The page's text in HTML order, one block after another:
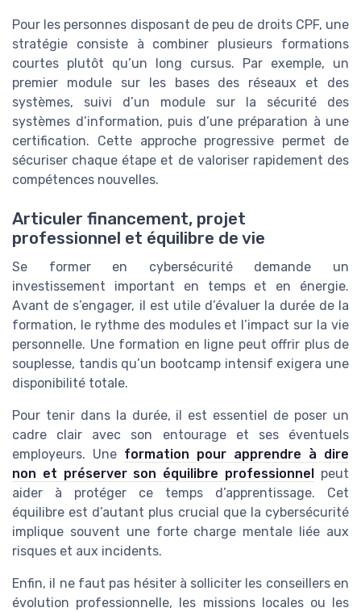
Pour les personnes disposant de peu de droits CPF, une
stratégie consiste à combiner plusieurs formations
courtes plutôt qu’un long cursus. Par exemple, un
premier module sur les bases des réseaux et des
systèmes, suivi d’un module sur la sécurité des
systèmes d’information, puis d’une préparation à une
certification. Cette approche progressive permet de
sécuriser chaque étape et de valoriser rapidement des
compétences nouvelles.
Articuler financement, projet
professionnel et équilibre de vie
Se former en cybersécurité demande un
investissement important en temps et en énergie.
Avant de s’engager, il est utile d’évaluer la durée de la
formation, le rythme des modules et l’impact sur la vie
personnelle. Une formation en ligne peut offrir plus de
souplesse, tandis qu’un bootcamp intensif exigera une
disponibilité totale.
Pour tenir dans la durée, il est essentiel de poser un
cadre clair avec son entourage et ses éventuels
employeurs. Une formation pour apprendre à dire
non et préserver son équilibre professionnel
peut
aider à protéger ce temps d’apprentissage. Cet
équilibre est d’autant plus crucial que la cybersécurité
implique souvent une forte charge mentale liée aux
risques et aux incidents.
Enfin, il ne faut pas hésiter à solliciter les conseillers en
évolution professionnelle, les missions locales ou les